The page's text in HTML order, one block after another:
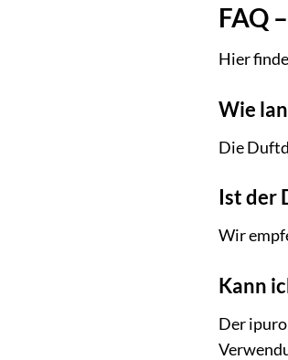
FAQ
Hier
Wie
Die
Ist der
Wir
Kann
Der